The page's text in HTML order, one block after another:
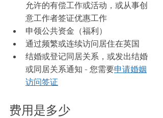
允许的有偿工作或活动，或从事创
意工作者签证优惠工作
申领公共资金（福利）
通过频繁或连续访问居住在英国
结婚或登记同居关系，或发出结婚
或同居关系通知 - 您需要申请婚姻
访问签证
费用是多少